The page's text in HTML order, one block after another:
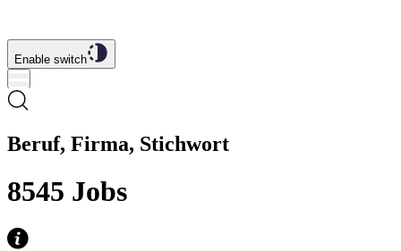
Enable switch
Beruf, Firma, Stichwort
8545 Jobs